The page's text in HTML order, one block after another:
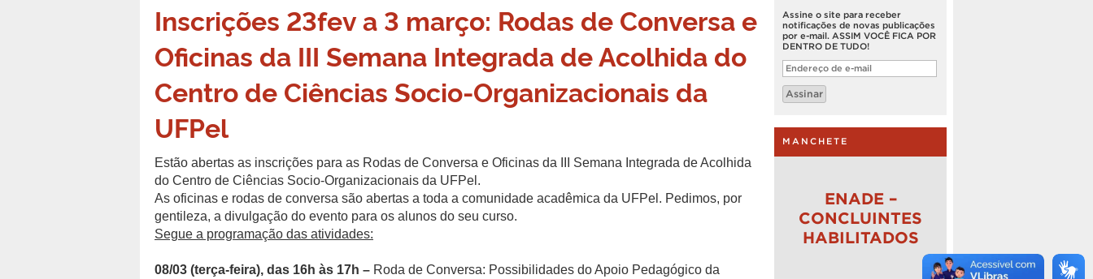
Inscrições 23fev a 3 março: Rodas de Conversa e
Oficinas da III Semana Integrada de Acolhida do
Centro de Ciências Socio-Organizacionais da
UFPel
Estão abertas as inscrições para as Rodas de Conversa e Oficinas da III Semana Integrada de Acolhida
do Centro de Ciências Socio-Organizacionais da UFPel.
As oficinas e rodas de conversa são abertas a toda a comunidade acadêmica da UFPel. Pedimos, por
gentileza, a divulgação do evento para os alunos do seu curso.
Segue a programação das atividades:
08/03 (terça-feira), das 16h às 17h – Roda de Conversa: Possibilidades do Apoio Pedagógico da
Assine o site para receber
notificações de novas publicações
por e-mail. ASSIM VOCÊ FICA POR
DENTRO DE TUDO!
Endereço
de
e-
mail
Assinar
MANCHETE
ENADE –
CONCLUINTES
HABILITADOS